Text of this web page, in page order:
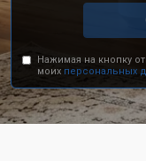
Нажимая на кнопку
моих персональных